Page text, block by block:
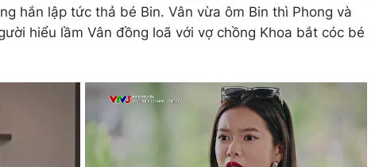
hắn lập tức thả bé Bin. Vân vừa ôm Bin thì Phong và
hiểu lầm Vân đồng loã với vợ chồng Khoa bắt cóc bé